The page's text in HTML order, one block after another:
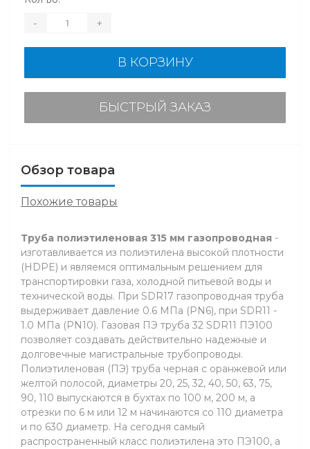
- +
В КОРЗИНУ
БЫСТРЫЙ ЗАКАЗ
Обзор товара
Похожие товары
Труба полиэтиленовая 315 мм газопроводная -
изготавливается из полиэтилена высокой плотности
(HDPE) и являемся оптимальным решением для
транспортировки газа, холодной питьевой воды и
технической воды. При SDR17 газопроводная труба
выдерживает давление 0.6 МПа (PN6), при SDR11 -
1.0 МПа (PN10). Газовая ПЭ труба 32 SDR11 ПЭ100
позволяет создавать действительно надежные и
долговечные магистральные трубопроводы.
Полиэтиленовая (ПЭ) труба черная с оранжевой или
желтой полосой, диаметры 20, 25, 32, 40, 50, 63, 75,
90, 110 выпускаются в бухтах по 100 м, 200 м, а
отрезки по 6 м или 12 м начинаются со 110 диаметра
и по 630 диаметр. На сегодня самый
распространенный класс полиэтилена это ПЭ100, а